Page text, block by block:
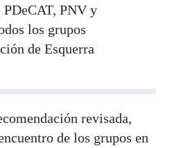
PDeCAT, PNV y
los grupos
de Esquerra
revisada,
de los grupos en